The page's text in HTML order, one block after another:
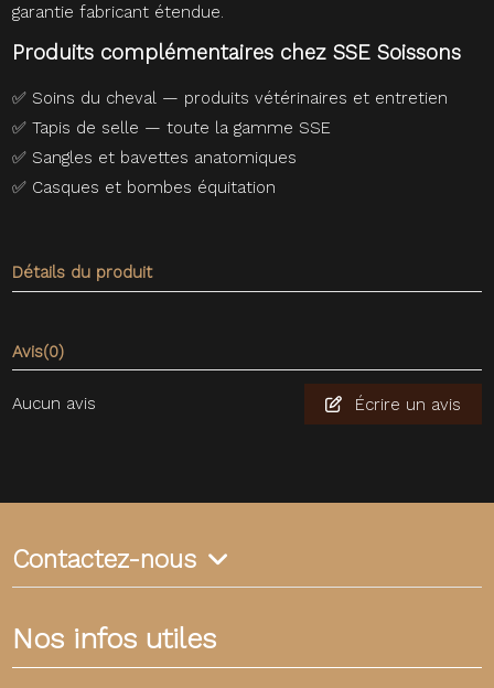
garantie fabricant étendue.
Produits complémentaires chez SSE Soissons
✅ Soins du cheval — produits vétérinaires et entretien
✅Tapis de selle — toute la gamme SSE
✅ Sangles et bavettes anatomiques
✅ Casques et bombes équitation
Détails du produit
Avis(0)
Aucun avis Écrire un avis
Contactez-nous
Nos infos utiles